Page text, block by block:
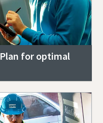
for optimal